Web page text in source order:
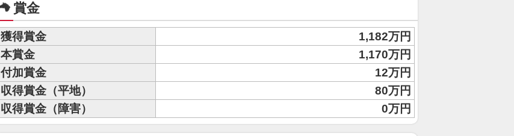
賞金
獲得賞金
1,182万円
本賞金
1,170万円
付加賞金
12万円
収得賞金（平地）
80万円
収得賞金（障害）
0万円